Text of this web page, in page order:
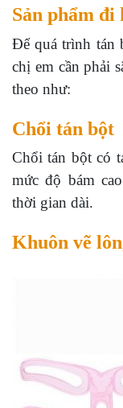
Sản phẩm
Để quá trình tán
chị em cần phải
theo như:
Chổi tán bột
Chổi tán bột có
mức độ bám
thời gian dài.
Khuôn vẽ